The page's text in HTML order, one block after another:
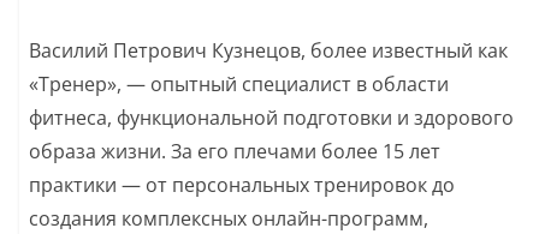
Василий Петрович Кузнецов, более известный как
«Тренер», — опытный специалист в области
фитнеса, функциональной подготовки и здорового
образа жизни. За его плечами более 15 лет
практики — от персональных тренировок до
создания комплексных онлайн-программ,